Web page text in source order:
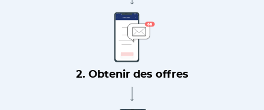
2. Obtenir des offres